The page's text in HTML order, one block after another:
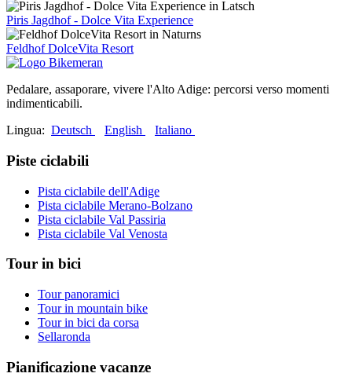
Piris Jagdhof - Dolce Vita Experience
Feldhof DolceVita Resort
Pedalare, assaporare, vivere l'Alto Adige: percorsi verso momenti
indimenticabili.
Lingua: Deutsch English Italiano
Piste ciclabili
Pista ciclabile dell'Adige
Pista ciclabile Merano-Bolzano
Pista ciclabile Val Passiria
Pista ciclabile Val Venosta
Tour in bici
Tour panoramici
Tour in mountain bike
Tour in bici da corsa
Sellaronda
Pianificazione vacanze